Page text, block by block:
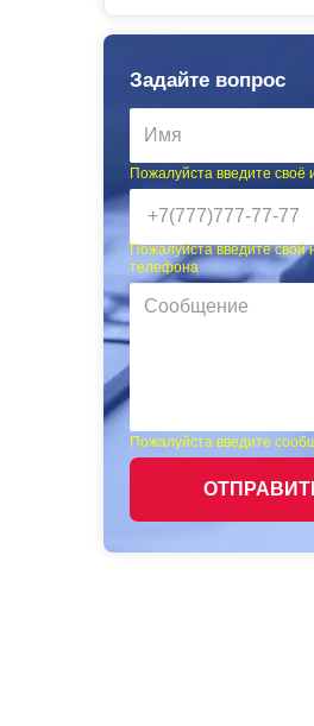
Задайте вопрос
Пожалуйста введите своё
Пожалуйста введите свой
телефона
Пожалуйста введите